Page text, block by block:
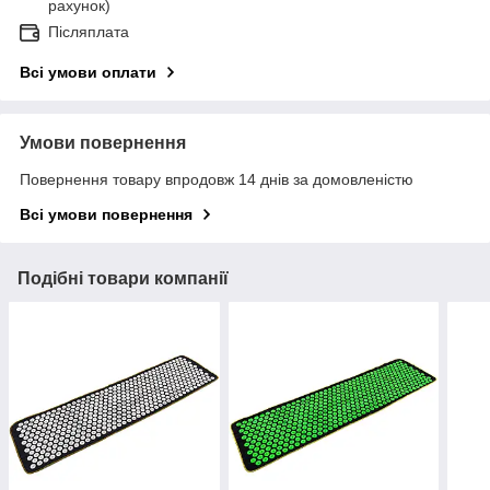
рахунок)
Післяплата
Всі умови оплати
Умови повернення
Повернення товару впродовж 14 днів за домовленістю
Всі умови повернення
Подібні товари компанії